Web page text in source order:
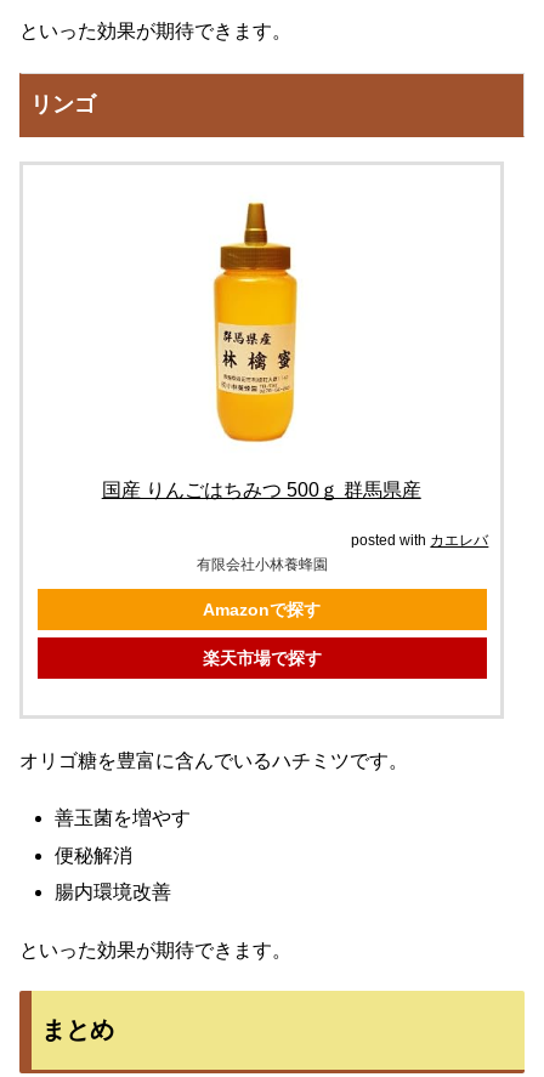
といった効果が期待できます。
リンゴ
国産 りんごはちみつ 500ｇ 群馬県産
posted with カエレバ
有限会社小林養蜂園
Amazonで探す
楽天市場で探す
オリゴ糖を豊富に含んでいるハチミツです。
善玉菌を増やす
便秘解消
腸内環境改善
といった効果が期待できます。
まとめ